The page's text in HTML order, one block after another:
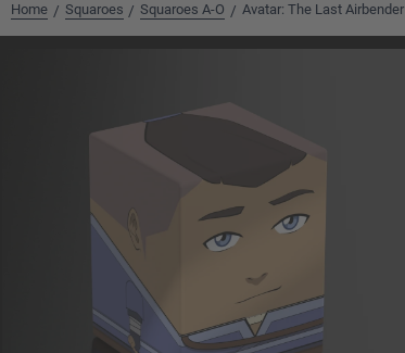
Home / Squaroes / Squaroes A-O / Avatar: The Last Airbender